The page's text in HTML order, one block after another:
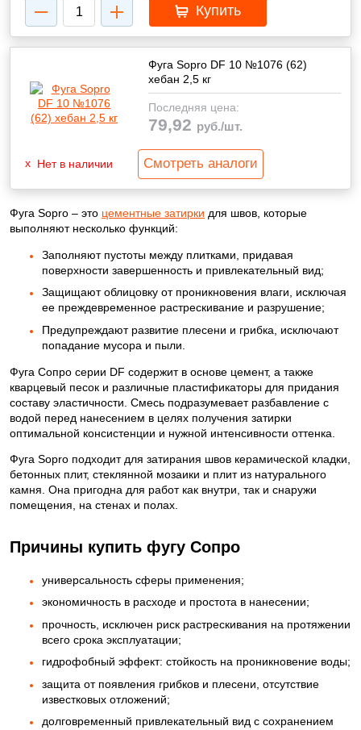
Купить
Фуга Sopro DF 10 №1076 (62)
хебан 2,5 кг
Последняя цена:
79,92 руб./шт.
Нет в наличии Смотреть аналоги
Фуга Sopro – это цементные затирки для швов, которые
выполняют несколько функций:
Заполняют пустоты между плитками, придавая
поверхности завершенность и привлекательный вид;
Защищают облицовку от проникновения влаги, исключая
ее преждевременное растрескивание и разрушение;
Предупреждают развитие плесени и грибка, исключают
попадание мусора и пыли.
Фуга Сопро серии DF содержит в основе цемент, а также
кварцевый песок и различные пластификаторы для придания
составу эластичности. Смесь подразумевает разбавление с
водой перед нанесением в целях получения затирки
оптимальной консистенции и нужной интенсивности оттенка.
Фуга Sopro подходит для затирания швов керамической кладки,
бетонных плит, стеклянной мозаики и плит из натурального
камня. Она пригодна для работ как внутри, так и снаружи
помещения, на стенах и полах.
Причины купить фугу Сопро
универсальность сферы применения;
экономичность в расходе и простота в нанесении;
прочность, исключен риск растрескивания на протяжении
всего срока эксплуатации;
гидрофобный эффект: стойкость на проникновение воды;
защита от появления грибков и плесени, отсутствие
известковых отложений;
долговременный привлекательный вид с сохранением